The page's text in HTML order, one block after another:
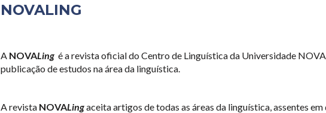
NOVALING
A NOVALing é arevista oficial do Centro de Linguística da Universidade
publicação de estudos na área da linguística.
A revista NOVALingaceita artigos de todas as áreas da linguística, assentes